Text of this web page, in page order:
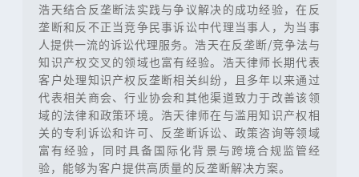
浩天结合反垄断法实践与争议解决的成功经验，在反
垄断和反不正当竞争民事诉讼中代理当事人，为当事
人提供一流的诉讼代理服务。浩天在反垄断/竞争法与
知识产权交叉的领域也富有经验。浩天律师长期代表
客户处理知识产权反垄断相关纠纷，且多年以来通过
代表相关商会、行业协会和其他渠道致力于改善该领
域的法律和政策环境。浩天律师在与滥用知识产权相
关的专利诉讼和许可、反垄断诉讼、政策咨询等领域
富有经验，同时具备国际化背景与跨境合规监管经
验，能够为客户提供高质量的反垄断解决方案。